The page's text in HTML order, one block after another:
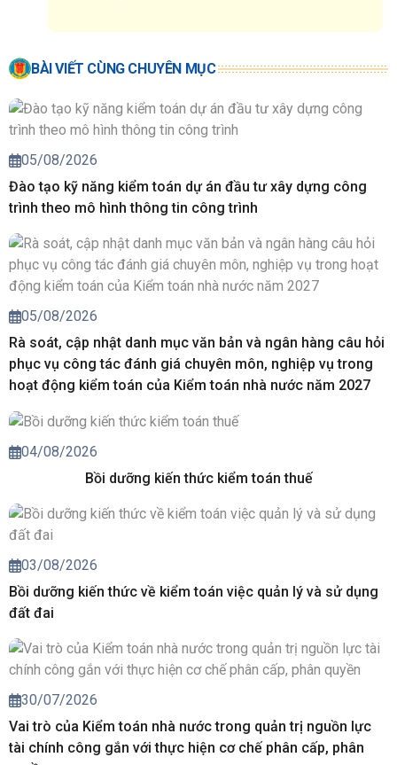
BÀI VIẾT CÙNG CHUYÊN MỤC
05/08/2026
Đào tạo kỹ năng kiểm toán dự án đầu tư xây dựng công
trình theo mô hình thông tin công trình
05/08/2026
Rà soát, cập nhật danh mục văn bản và ngân hàng câu hỏi
phục vụ công tác đánh giá chuyên môn, nghiệp vụ trong
hoạt động kiểm toán của Kiểm toán nhà nước năm 2027
04/08/2026
Bồi dưỡng kiến thức kiểm toán thuế
03/08/2026
Bồi dưỡng kiến thức về kiểm toán việc quản lý và sử dụng
đất đai
30/07/2026
Vai trò của Kiểm toán nhà nước trong quản trị nguồn lực
tài chính công gắn với thực hiện cơ chế phân cấp, phân